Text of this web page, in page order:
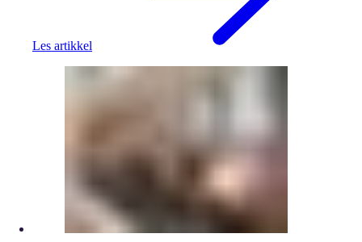
Les artikkel